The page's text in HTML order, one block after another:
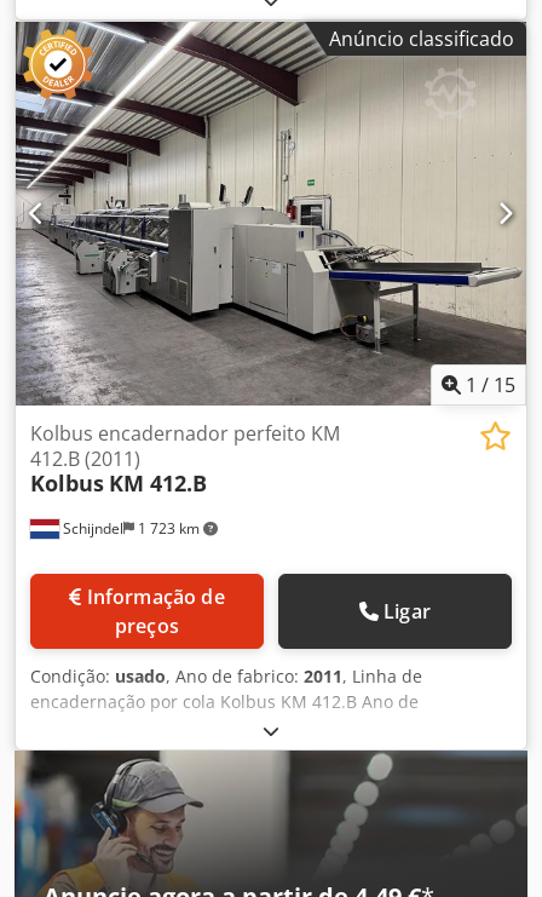
Anúncio classificado
1 / 15
Schijndel 1 723 km
Kolbus encadernador perfeito KM
412.B (2011)
Kolbus KM 412.B
preços
Ligar
Condição: usado, Ano de fabrico: 2011, Linha de
encadernação por cola Kolbus KM 412.B Ano de
fabricação: 2011 Composta por: Alimentador de blocos de
livros Meccanotecnica XMT Ano de fabricação: 2011 -
Correia transportadora da direita Máquina de reúno
Kolbus ZU 841.B Ano de fabricação: 2011 Descrição: -
Estação de alimentação manual - Plataforma universal: 18 -
Número de estações de reúno: 18 - Controle de espessura
ATC - Detecção ótica de tipo de folha: SignalLynx - Air